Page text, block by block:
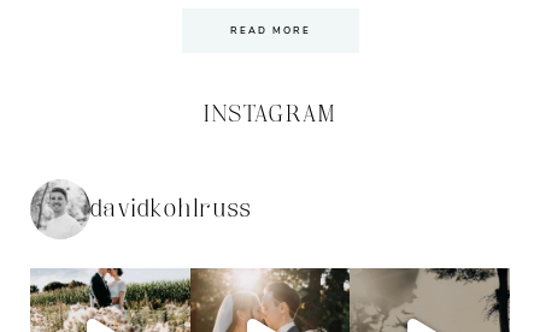
READ MORE
INSTAGRAM
davidkohlruss